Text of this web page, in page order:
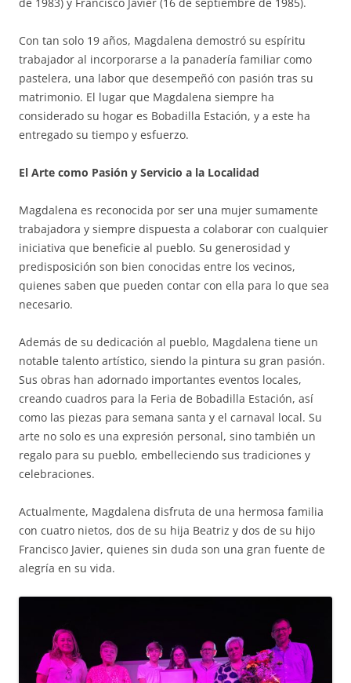
Con tan solo 19 años, Magdalena demostró su espíritu
trabajador al incorporarse a la panadería familiar como
pastelera, una labor que desempeñó con pasión tras su
matrimonio. El lugar que Magdalena siempre ha
considerado su hogar es Bobadilla Estación, y a este ha
entregado su tiempo y esfuerzo.
El Arte como Pasión y Servicio a la Localidad
Magdalena es reconocida por ser una mujer sumamente
trabajadora y siempre dispuesta a colaborar con cualquier
iniciativa que beneficie al pueblo. Su generosidad y
predisposición son bien conocidas entre los vecinos,
quienes saben que pueden contar con ella para lo que sea
necesario.
Además de su dedicación al pueblo, Magdalena tiene un
notable talento artístico, siendo la pintura su gran pasión.
Sus obras han adornado importantes eventos locales,
creando cuadros para la Feria de Bobadilla Estación, así
como las piezas para semana santa y el carnaval local. Su
arte no solo es una expresión personal, sino también un
regalo para su pueblo, embelleciendo sus tradiciones y
celebraciones.
Actualmente, Magdalena disfruta de una hermosa familia
con cuatro nietos, dos de su hija Beatriz y dos de su hijo
Francisco Javier, quienes sin duda son una gran fuente de
alegría en su vida.